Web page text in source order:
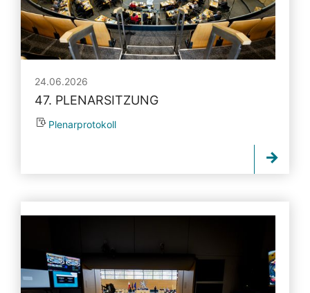
24.06.2026
47. PLENARSITZUNG
Plenarprotokoll